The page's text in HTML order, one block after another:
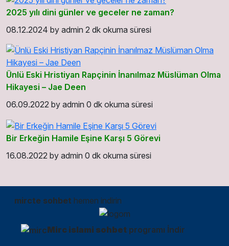
2025 yılı dini günler ve geceler ne zaman?
08.12.2024 by admin 2 dk okuma süresi
Ünlü Eski Hristiyan Rapçinin İnanılmaz Müslüman Olma
Hikayesi – Jae Deen
06.09.2022 by admin 0 dk okuma süresi
Bir Erkeğin Hamile Eşine Karşı 5 Görevi
16.08.2022 by admin 0 dk okuma süresi
mircte sohbet hemen indirin
Mirc islami sohbet programı İndir